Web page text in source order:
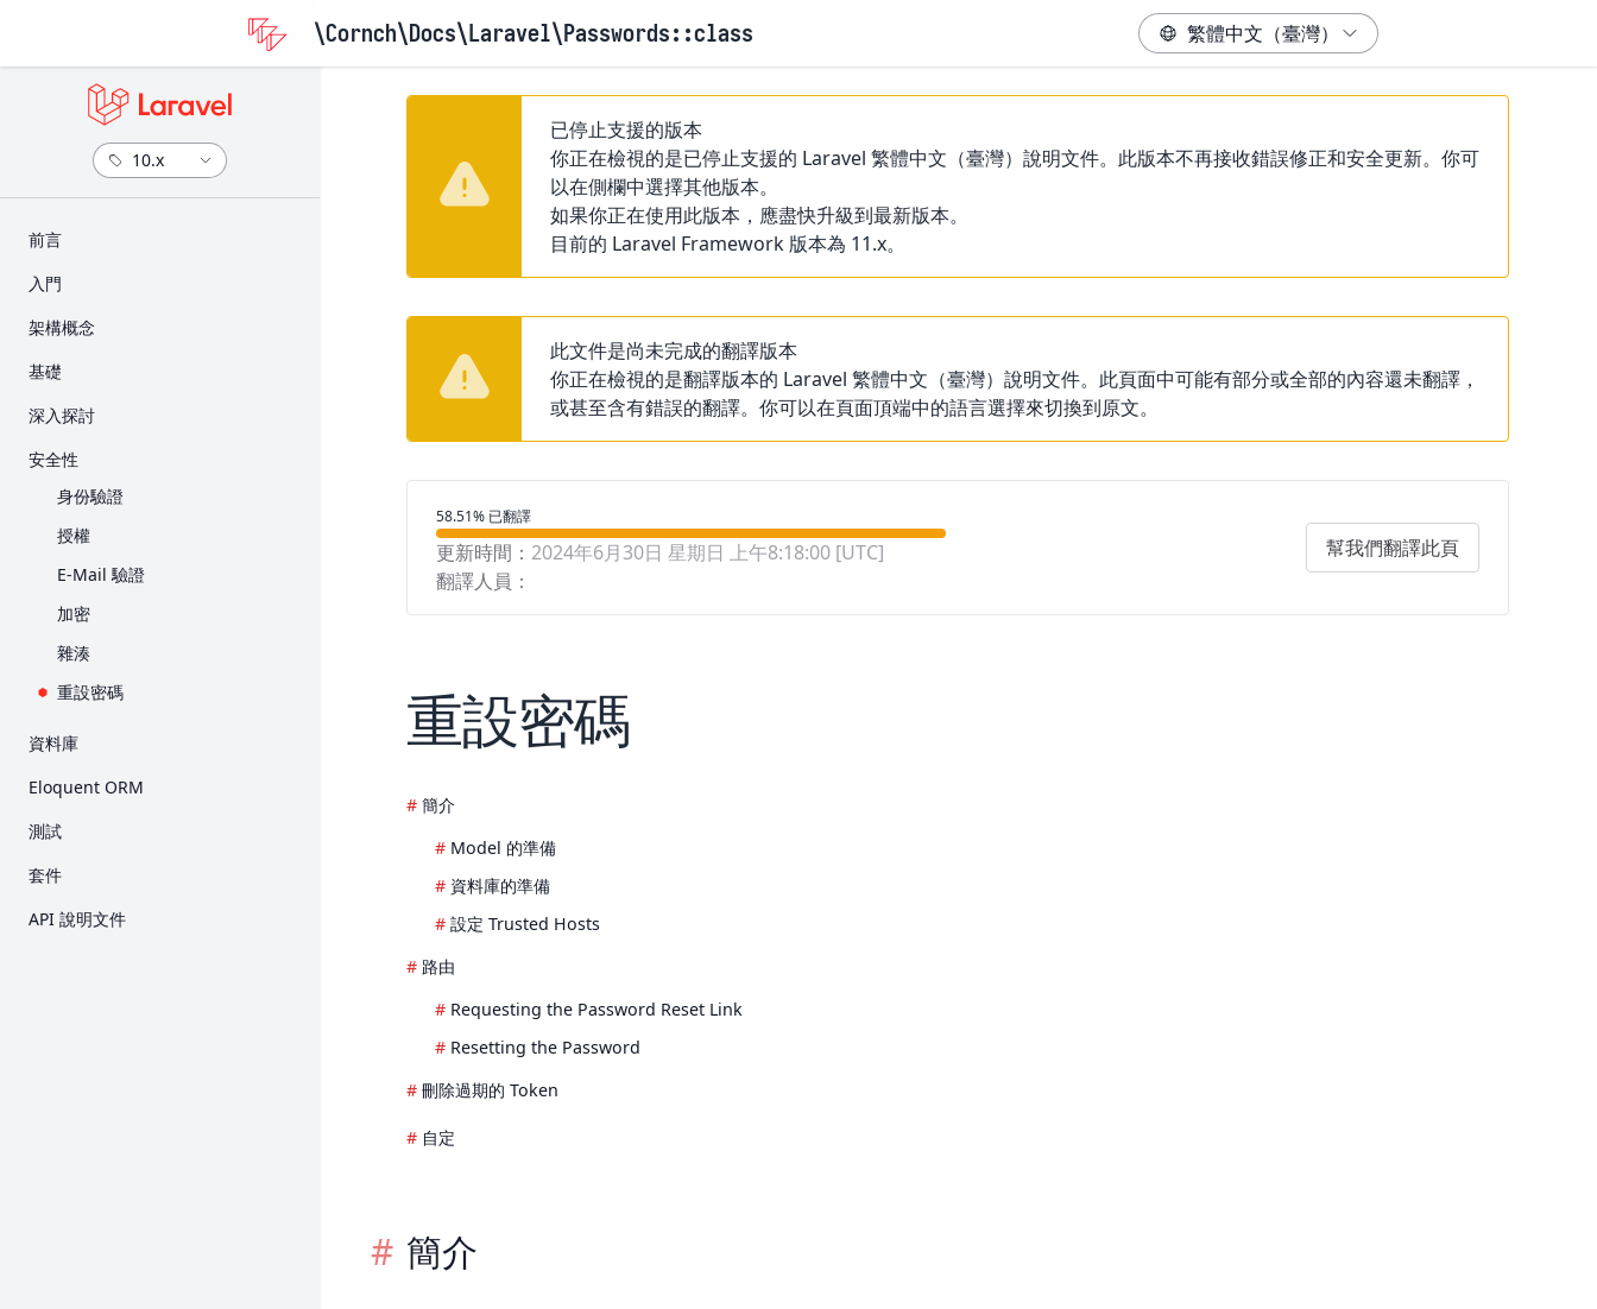
\Cornch\Docs\Laravel\Passwords::class
​前言
版本資訊
入門
安裝
入門套件
部署
架構概念
Request 的生命週期
基礎
路由
產生 URL
Session
表單驗證
錯誤處理
日誌
深入探討
Artisan 主控台
Broadcast
快取
Collection
Contract
Event
檔案儲存
本土化
郵件
通知
套件開發
安全性
身份驗證
授權
E-Mail 驗證
加密
雜湊
重設密碼
資料庫
Seed
Eloquent ORM
入門
測試
套件
Breeze
API 說明文件
已停止支援的版本
你正在檢視的是已停止支援的 Laravel 繁體中文（臺灣）說明文件。此版本不再接收錯誤修正和安全更新。你可
以在側欄中選擇其他版本。
如果你正在使用此版本，應盡快升級到最新版本。
目前的 Laravel Framework 版本為 11.x。
此文件是尚未完成的翻譯版本
你正在檢視的是翻譯版本的 Laravel 繁體中文（臺灣）說明文件。此頁面中可能有部分或全部的內容還未翻譯，
或甚至含有錯誤的翻譯。你可以在頁面頂端中的語言選擇來切換到原文。
翻譯進度
58.51% 已翻譯
更新時間： 2024年6月30日 星期日 上午8:18:00 [UTC]
翻譯人員：
幫我們翻譯此頁
重設密碼
簡介
Model 的準備
資料庫的準備
設定 Trusted Hosts
路由
Requesting the Password Reset Link
Resetting the Password
刪除過期的 Token
自定
簡介